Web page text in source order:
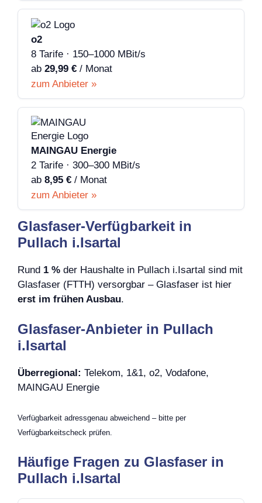
o2
8 Tarife · 150–1000 MBit/s
ab 29,99 € / Monat
zum Anbieter »
MAINGAU Energie
2 Tarife · 300–300 MBit/s
ab 8,95 € / Monat
zum Anbieter »
Glasfaser-Verfügbarkeit in
Pullach i.Isartal
Rund 1 % der Haushalte in Pullach i.Isartal sind mit
Glasfaser (FTTH) versorgbar – Glasfaser ist hier
erst im frühen Ausbau.
Glasfaser-Anbieter in Pullach
i.Isartal
Überregional: Telekom, 1&1, o2, Vodafone,
MAINGAU Energie
Verfügbarkeit adressgenau abweichend – bitte per
Verfügbarkeitscheck prüfen.
Häufige Fragen zu Glasfaser in
Pullach i.Isartal